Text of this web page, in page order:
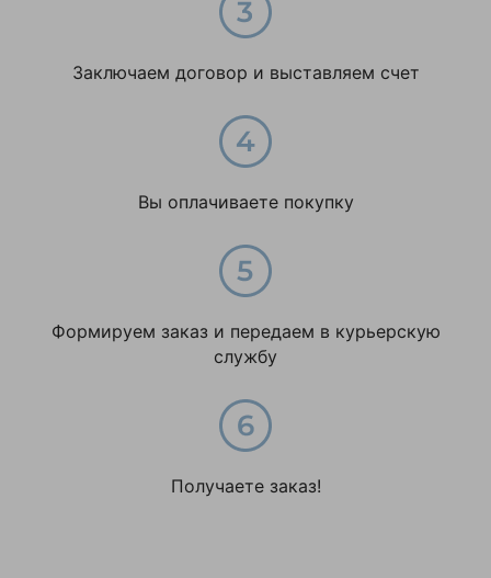
Заключаем договор и выставляем счет
Вы оплачиваете покупку
Формируем заказ и передаем в курьерскую
службу
Получаете заказ!